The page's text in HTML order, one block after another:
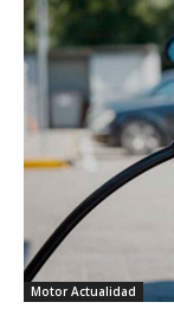
Motor Actualidad